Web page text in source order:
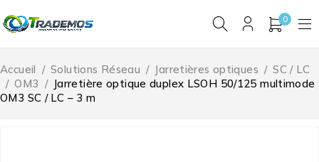
0
Accueil / Solutions Réseau / Jarretières optiques / SC / LC
/ OM3 / Jarretière optique duplex LSOH 50/125 multimode
OM3 SC / LC – 3 m